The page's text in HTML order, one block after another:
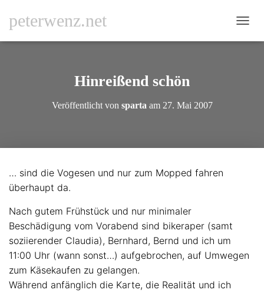
peterwenz.net
A
Hinreißend schön
Veröffentlicht von sparta am 27. Mai 2007
… sind die Vogesen und nur zum Mopped fahren
überhaupt da.
Nach gutem Frühstück und nur minimaler
Beschädigung vom Vorabend sind bikeraper (samt
soziierender Claudia), Bernhard, Bernd und ich um
11:00 Uhr (wann sonst…) aufgebrochen, auf Umwegen
zum Käsekaufen zu gelangen.
Während anfänglich die Karte, die Realität und ich